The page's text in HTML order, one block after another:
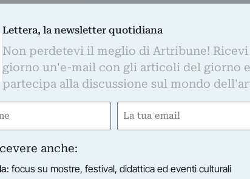
Lettera, la newsletter quotidiana
Non perdetevi il meglio di Artribune!
giorno un'e-mail con gli articoli del giorno
partecipa alla discussione sul mondo
Email
anche:
: focus su mostre, festival, didattica ed eventi culturali